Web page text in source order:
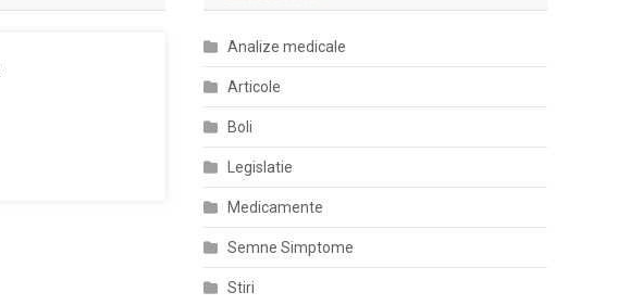
Analize medicale
Articole
Boli
Legislatie
Medicamente
Semne Simptome
Stiri